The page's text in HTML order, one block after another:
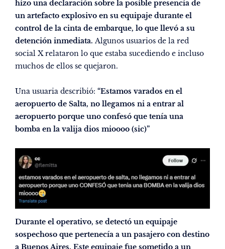
hizo una declaración sobre la posible presencia de
un artefacto explosivo en su equipaje durante el
control de la cinta de embarque, lo que llevó a su
detención inmediata. Algunos usuarios de la red
social X relataron lo que estaba sucediendo e incluso
muchos de ellos se quejaron.
Una usuaria describió: “Estamos varados en el
aeropuerto de Salta, no llegamos ni a entrar al
aeropuerto porque uno confesó que tenía una
bomba en la valija dios mioooo (sic)”
Durante el operativo, se detectó un equipaje
sospechoso que pertenecía a un pasajero con destino
a Buenos Aires. Este equipaje fue sometido a un